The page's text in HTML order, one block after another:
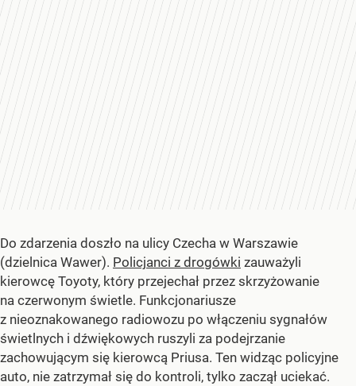
Do zdarzenia doszło na ulicy Czecha w Warszawie
(dzielnica Wawer). Policjanci z drogówki zauważyli
kierowcę Toyoty, który przejechał przez skrzyżowanie
na czerwonym świetle. Funkcjonariusze
z nieoznakowanego radiowozu po włączeniu sygnałów
świetlnych i dźwiękowych ruszyli za podejrzanie
zachowującym się kierowcą Priusa. Ten widząc policyjne
auto, nie zatrzymał się do kontroli, tylko zaczął uciekać.